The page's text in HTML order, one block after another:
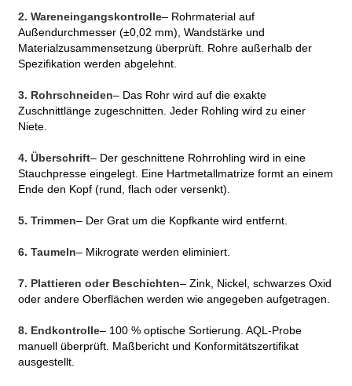
2. Wareneingangskontrolle– Rohrmaterial auf
Außendurchmesser (±0,02 mm), Wandstärke und
Materialzusammensetzung überprüft. Rohre außerhalb der
Spezifikation werden abgelehnt.
3. Rohrschneiden– Das Rohr wird auf die exakte
Zuschnittlänge zugeschnitten. Jeder Rohling wird zu einer
Niete.
4. Überschrift– Der geschnittene Rohrrohling wird in eine
Stauchpresse eingelegt. Eine Hartmetallmatrize formt an einem
Ende den Kopf (rund, flach oder versenkt).
5. Trimmen– Der Grat um die Kopfkante wird entfernt.
6. Taumeln– Mikrograte werden eliminiert.
7. Plattieren oder Beschichten– Zink, Nickel, schwarzes Oxid
oder andere Oberflächen werden wie angegeben aufgetragen.
8. Endkontrolle– 100 % optische Sortierung. AQL-Probe
manuell überprüft. Maßbericht und Konformitätszertifikat
ausgestellt.